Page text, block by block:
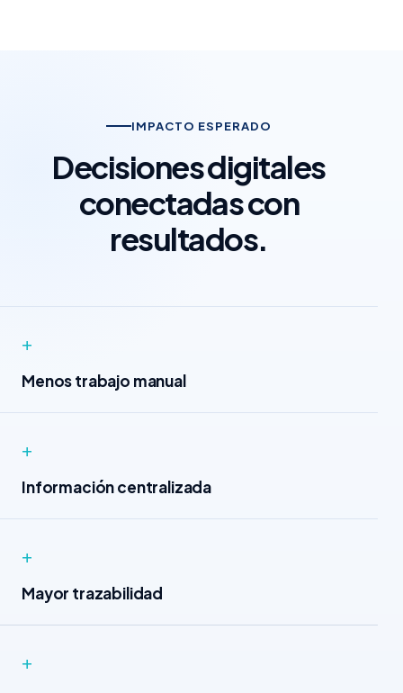
IMPACTO ESPERADO
Decisiones digitales
conectadas con
resultados.
+
Menos trabajo manual
+
Información centralizada
+
Mayor trazabilidad
+